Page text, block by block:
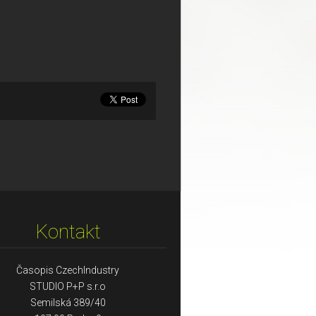
Kontakt
Časopis CzechIndustry
STUDIO P+P s.r.o
Semilská 389/40